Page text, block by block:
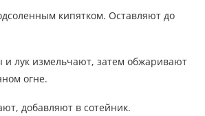
кипятком. Оставляют до
лук измельчают, затем обжаривают
огне.
добавляют в сотейник.